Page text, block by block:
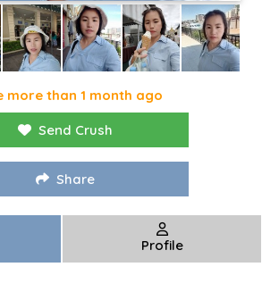
more than 1 month ago
Send Crush
Share
Profile